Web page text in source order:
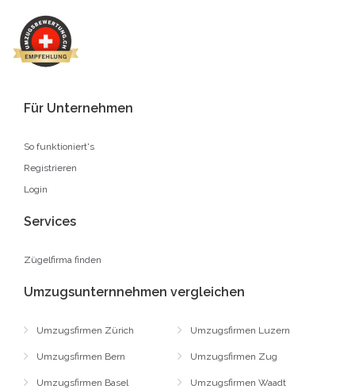
Für Unternehmen
So funktioniert's
Registrieren
Login
Services
Zügelfirma finden
Umzugsunternnehmen vergleichen
Umzugsfirmen Zürich
Umzugsfirmen Bern
Umzugsfirmen Basel
Umzugsfirmen Luzern
Umzugsfirmen Zug
Umzugsfirmen Waadt